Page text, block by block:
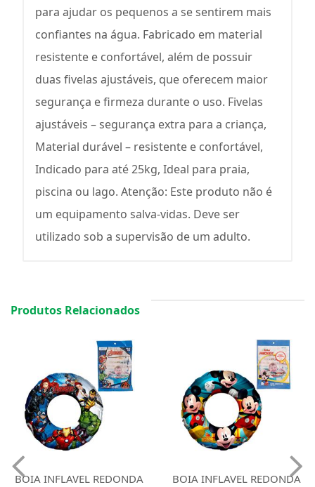
para ajudar os pequenos a se sentirem mais
confiantes na água. Fabricado em material
resistente e confortável, além de possuir
duas fivelas ajustáveis, que oferecem maior
segurança e firmeza durante o uso. Fivelas
ajustáveis – segurança extra para a criança,
Material durável – resistente e confortável,
Indicado para até 25kg, Ideal para praia,
piscina ou lago. Atenção: Este produto não é
um equipamento salva-vidas. Deve ser
utilizado sob a supervisão de um adulto.
Produtos Relacionados
BOIA INFLAVEL REDONDA
BOIA INFLAVEL REDONDA